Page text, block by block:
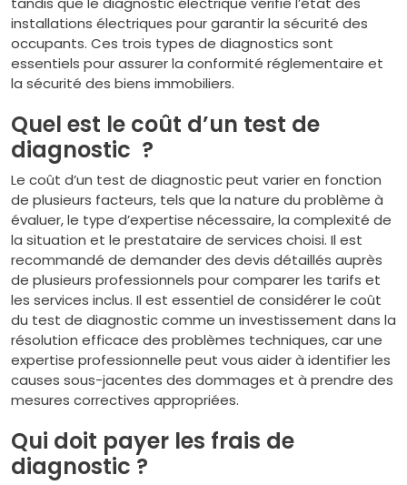
installations électriques pour garantir la sécurité des
occupants. Ces trois types de diagnostics sont
essentiels pour assurer la conformité réglementaire et
la sécurité des biens immobiliers.
Quel est le coût d’un test de
diagnostic ?
Le coût d’un test de diagnostic peut varier en fonction
de plusieurs facteurs, tels que la nature du problème à
évaluer, le type d’expertise nécessaire, la complexité de
la situation et le prestataire de services choisi. Il est
recommandé de demander des devis détaillés auprès
de plusieurs professionnels pour comparer les tarifs et
les services inclus. Il est essentiel de considérer le coût
du test de diagnostic comme un investissement dans la
résolution efficace des problèmes techniques, car une
expertise professionnelle peut vous aider à identifier les
causes sous-jacentes des dommages et à prendre des
mesures correctives appropriées.
Qui doit payer les frais de
diagnostic ?